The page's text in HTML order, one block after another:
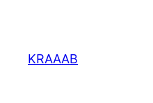
содержимому
KRAAAB